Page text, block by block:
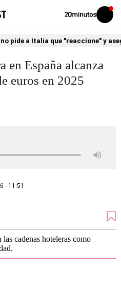
Volver
Iniciar
sesión
pide a Italia que "reaccione" y
en España alcanza
euros en 2025
- 11:51
cadenas hoteleras como